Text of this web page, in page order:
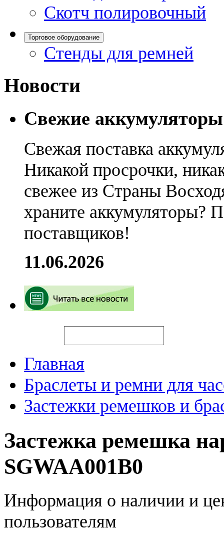
Скотч полировочный
Торговое оборудование
Стенды для ремней
Новости
Свежие
Свежая поставка
Никакой просрочки,
свежее из Страны
храните аккумуляторы?
поставщиков!
11.06.2026
Главная
Браслеты и ремни для
Застежки ремешков и
Застежка ремешка
SGWAA001B0
Информация о наличии и
пользователям